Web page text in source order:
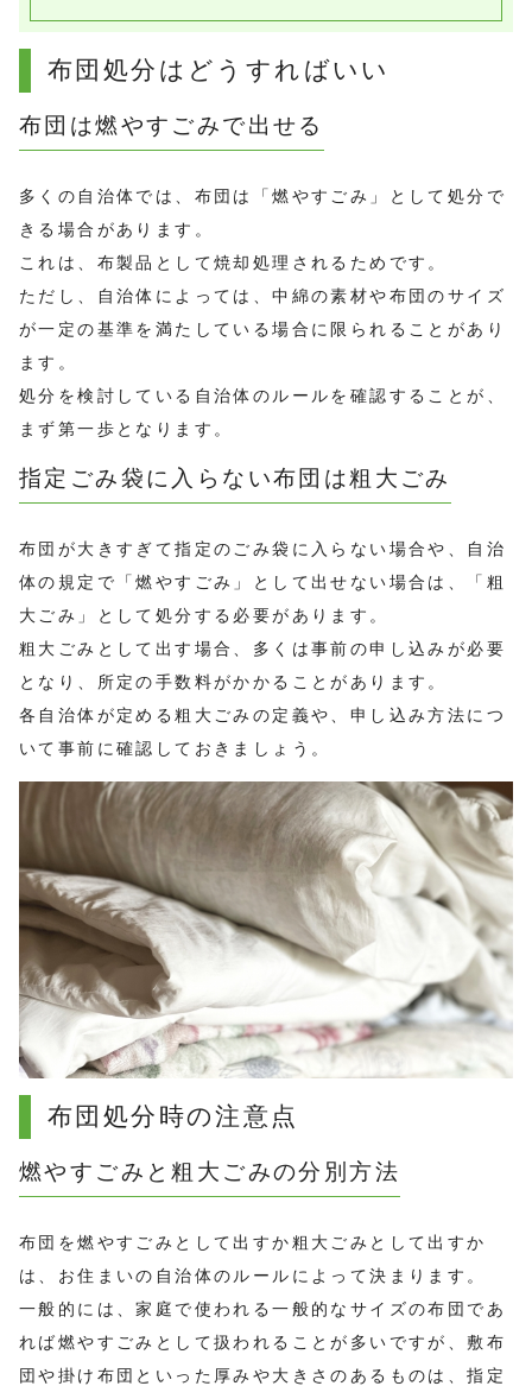
布団処分はどうすればいい
布団は燃やすごみで出せる
多くの自治体では、布団は「燃やすごみ」として処分で
きる場合があります。
これは、布製品として焼却処理されるためです。
ただし、自治体によっては、中綿の素材や布団のサイズ
が一定の基準を満たしている場合に限られることがあり
ます。
処分を検討している自治体のルールを確認することが、
まず第一歩となります。
指定ごみ袋に入らない布団は粗大ごみ
布団が大きすぎて指定のごみ袋に入らない場合や、自治
体の規定で「燃やすごみ」として出せない場合は、「粗
大ごみ」として処分する必要があります。
粗大ごみとして出す場合、多くは事前の申し込みが必要
となり、所定の手数料がかかることがあります。
各自治体が定める粗大ごみの定義や、申し込み方法につ
いて事前に確認しておきましょう。
布団処分時の注意点
燃やすごみと粗大ごみの分別方法
布団を燃やすごみとして出すか粗大ごみとして出すか
は、お住まいの自治体のルールによって決まります。
一般的には、家庭で使われる一般的なサイズの布団であ
れば燃やすごみとして扱われることが多いですが、敷布
団や掛け布団といった厚みや大きさのあるものは、指定